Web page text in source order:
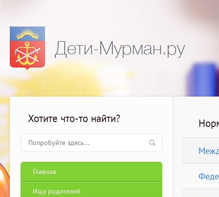
Дети-Мурман.ру
Хотите что-то найти?
Главная
Ищу родителей